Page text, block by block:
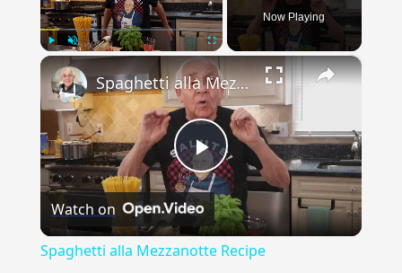
Unmute
Now Playing
×
Play
Video
Spaghetti alla Mezzanotte Recipe
Watch on
Spaghetti alla Mezzanotte Recipe